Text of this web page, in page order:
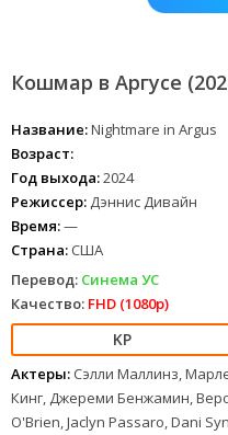
Кошмар в Аргусе
Название:Nightmare in Argus
Возраст:
Год выхода:2024
Режиссер: Дэннис Дивайн
Время:—
Страна: США
Перевод: Синема УС
Качество: FHD (1080p)
Актеры: Сэлли Маллинз,
Кинг, Джереми Бенжамин,
O'Brien, Jaclyn Passaro, Dani